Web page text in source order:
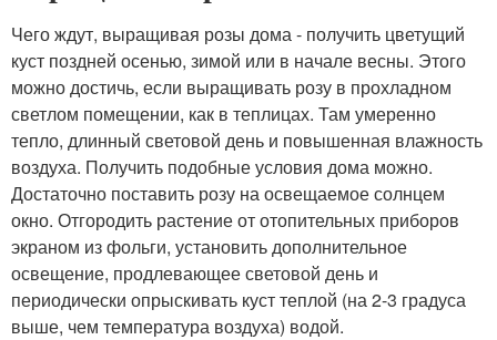
Чего ждут, выращивая розы дома - получить цветущий
куст поздней осенью, зимой или в начале весны. Этого
можно достичь, если выращивать розу в прохладном
светлом помещении, как в теплицах. Там умеренно
тепло, длинный световой день и повышенная влажность
воздуха. Получить подобные условия дома можно.
Достаточно поставить розу на освещаемое солнцем
окно. Отгородить растение от отопительных приборов
экраном из фольги, установить дополнительное
освещение, продлевающее световой день и
периодически опрыскивать куст теплой (на 2-3 градуса
выше, чем температура воздуха) водой.